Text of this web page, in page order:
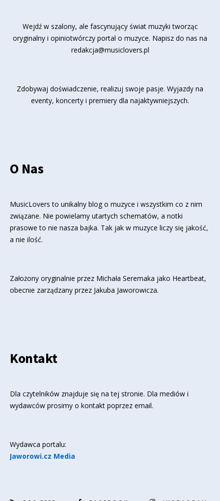
Wejdź w szalony, ale fascynujący świat muzyki tworząc
oryginalny i opiniotwórczy portal o muzyce. Napisz do nas na
redakcja@musiclovers.pl
Zdobywaj doświadczenie, realizuj swoje pasje. Wyjazdy na
eventy, koncerty i premiery dla najaktywniejszych.
O Nas
MusicLovers to unikalny blog o muzyce i wszystkim co z nim
związane. Nie powielamy utartych schematów, a notki
prasowe to nie nasza bajka. Tak jak w muzyce liczy się jakość,
a nie ilość.
Założony oryginalnie przez Michała Seremaka jako Heartbeat,
obecnie zarządzany przez Jakuba Jaworowicza.
Kontakt
Dla czytelników znajduje się na tej stronie. Dla mediów i
wydawców prosimy o kontakt poprzez email.
Wydawca portalu:
Jaworowi.cz Media